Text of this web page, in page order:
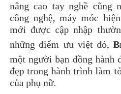
nâng cao tay nghề cũng
công nghệ, máy móc
mới được cập nhập
những điểm ưu việt đó,
một người bạn đồng hành
đẹp trong hành trình làm
của phụ nữ.